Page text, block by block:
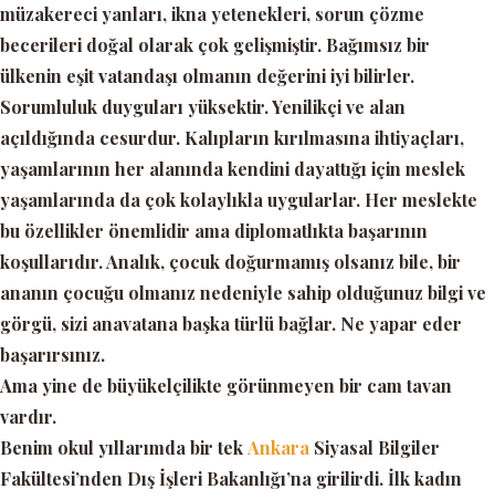
müzakereci yanları, ikna yetenekleri, sorun çözme
becerileri doğal olarak çok gelişmiştir. Bağımsız bir
ülkenin eşit vatandaşı olmanın değerini iyi bilirler.
Sorumluluk duyguları yüksektir. Yenilikçi ve alan
açıldığında cesurdur. Kalıpların kırılmasına ihtiyaçları,
yaşamlarının her alanında kendini dayattığı için meslek
yaşamlarında da çok kolaylıkla uygularlar. Her meslekte
bu özellikler önemlidir ama diplomatlıkta başarının
koşullarıdır. Analık, çocuk doğurmamış olsanız bile, bir
ananın çocuğu olmanız nedeniyle sahip olduğunuz bilgi ve
görgü, sizi anavatana başka türlü bağlar. Ne yapar eder
başarırsınız.
Ama yine de büyükelçilikte görünmeyen bir cam tavan
vardır.
Benim okul yıllarımda bir tekAnkara Siyasal Bilgiler
Fakültesi’nden Dış İşleri Bakanlığı’na girilirdi. İlk kadın